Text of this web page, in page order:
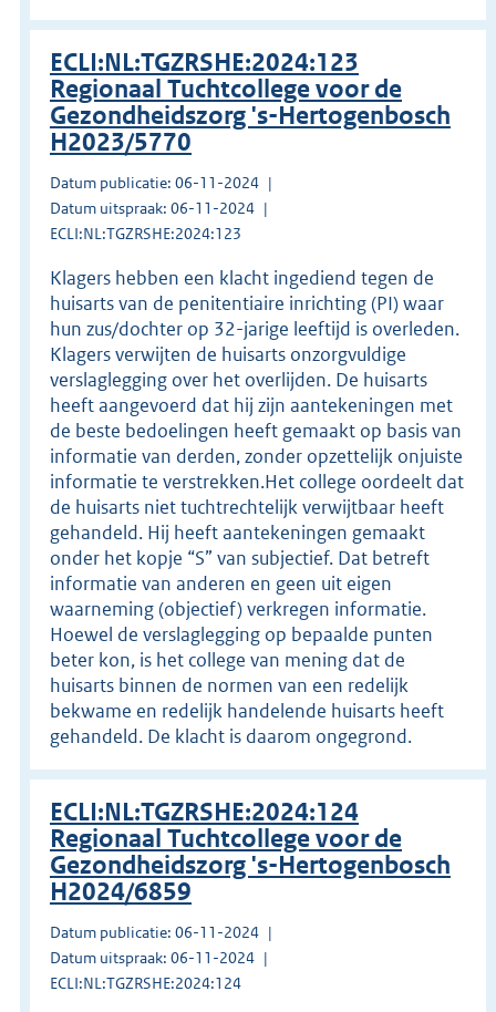
ECLI:NL:TGZRSHE:2024:123
Regionaal Tuchtcollege voor de
Gezondheidszorg 's-Hertogenbosch
H2023/5770
Datum publicatie: 06-11-2024
Datum uitspraak: 06-11-2024
ECLI:NL:TGZRSHE:2024:123
Klagers hebben een klacht ingediend tegen de
huisarts van de penitentiaire inrichting (PI) waar
hun zus/dochter op 32-jarige leeftijd is overleden.
Klagers verwijten de huisarts onzorgvuldige
verslaglegging over het overlijden. De huisarts
heeft aangevoerd dat hij zijn aantekeningen met
de beste bedoelingen heeft gemaakt op basis van
informatie van derden, zonder opzettelijk onjuiste
informatie te verstrekken.Het college oordeelt dat
de huisarts niet tuchtrechtelijk verwijtbaar heeft
gehandeld. Hij heeft aantekeningen gemaakt
onder het kopje “S” van subjectief. Dat betreft
informatie van anderen en geen uit eigen
waarneming (objectief) verkregen informatie.
Hoewel de verslaglegging op bepaalde punten
beter kon, is het college van mening dat de
huisarts binnen de normen van een redelijk
bekwame en redelijk handelende huisarts heeft
gehandeld. De klacht is daarom ongegrond.
ECLI:NL:TGZRSHE:2024:124
Regionaal Tuchtcollege voor de
Gezondheidszorg 's-Hertogenbosch
H2024/6859
Datum publicatie: 06-11-2024
Datum uitspraak: 06-11-2024
ECLI:NL:TGZRSHE:2024:124